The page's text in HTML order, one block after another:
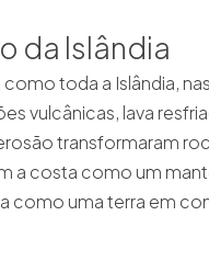
da Islândia
como toda a Islândia,
vulcânicas, lava
transformaram
a costa como um
como uma terra em